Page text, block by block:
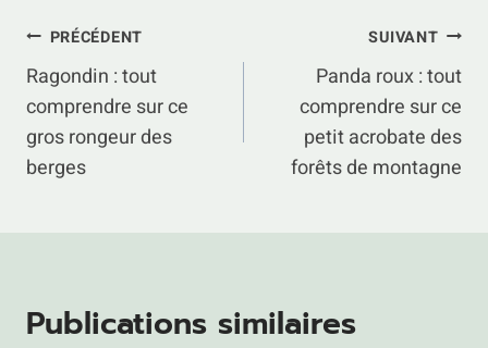
Navigation
de
l’article
PRÉCÉDENT
Ragondin : tout
comprendre sur ce
gros rongeur des
berges
SUIVANT
Panda roux : tout
comprendre sur ce
petit acrobate des
forêts de montagne
Publications similaires